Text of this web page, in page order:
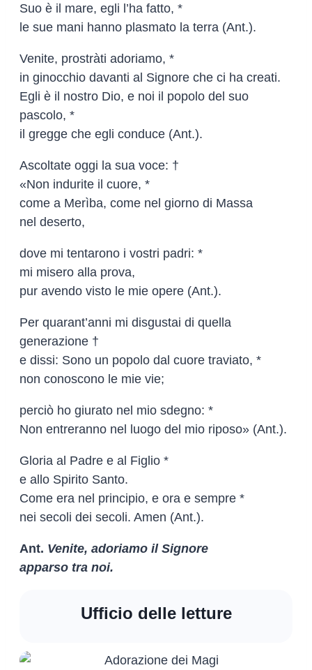
Suo è il mare, egli l’ha fatto, *
le sue mani hanno plasmato la terra (Ant.).
Venite, prostràti adoriamo, *
in ginocchio davanti al Signore che ci ha creati.
Egli è il nostro Dio, e noi il popolo del suo
pascolo, *
il gregge che egli conduce (Ant.).
Ascoltate oggi la sua voce: †
«Non indurite il cuore, *
come a Merìba, come nel giorno di Massa
nel deserto,
dove mi tentarono i vostri padri: *
mi misero alla prova,
pur avendo visto le mie opere (Ant.).
Per quarant’anni mi disgustai di quella
generazione †
e dissi: Sono un popolo dal cuore traviato, *
non conoscono le mie vie;
perciò ho giurato nel mio sdegno: *
Non entreranno nel luogo del mio riposo» (Ant.).
Gloria al Padre e al Figlio *
e allo Spirito Santo.
Come era nel principio, e ora e sempre *
nei secoli dei secoli. Amen (Ant.).
Ant. Venite, adoriamo il Signore
apparso tra noi.
Ufficio delle letture